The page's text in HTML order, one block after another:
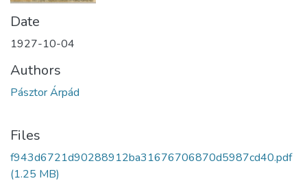
Date
1927-10-04
Authors
Pásztor Árpád
Files
f943d6721d90288912ba31676706870d5987cd40.pdf
(1.25 MB)